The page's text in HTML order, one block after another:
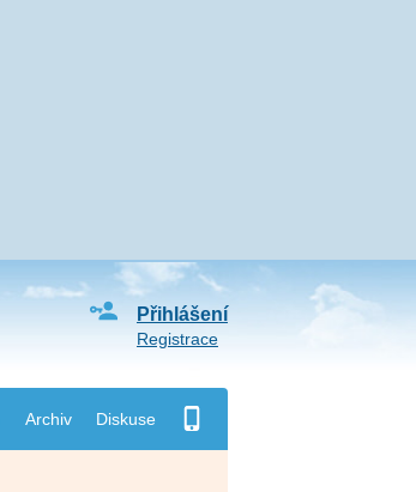
Archiv Diskuse
Přihlášení
Registrace